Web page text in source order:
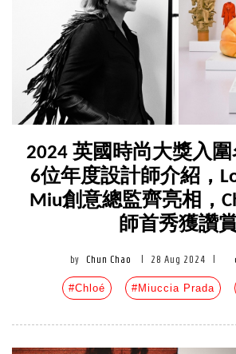
2024 英國時尚大獎入圍
6位年度設計師介紹，
Miu創意總監齊亮相，
師首秀獲讚
by Chun Chao 28 Aug 2024
#Chloé #Miuccia Prada